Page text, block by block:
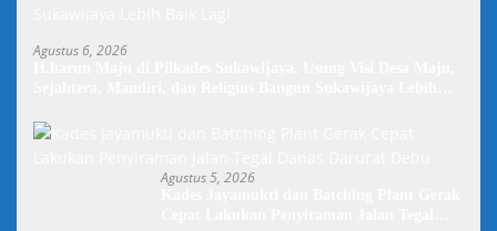
Agustus 6, 2026
Agustus 5, 2026